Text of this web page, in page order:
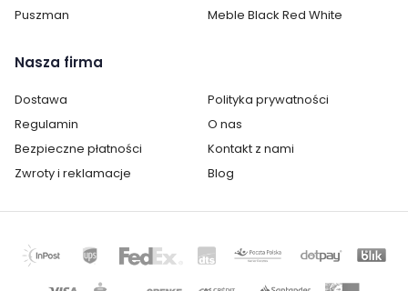
Kolor / wzór : Beżowy
Puszman
Meble Black Red White
Nasza firma
Dostawa
Polityka prywatności
Regulamin
O nas
Bezpieczne płatności
Kontakt z nami
Zwroty i reklamacje
Blog